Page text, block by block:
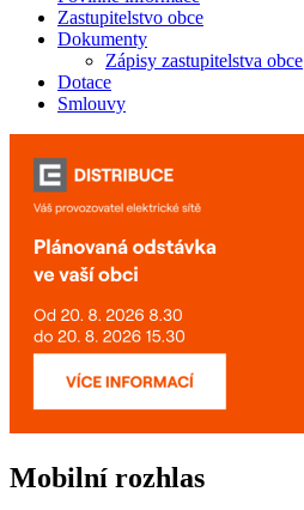
Zastupitelstvo obce
Dokumenty
Zápisy zastupitelstva obce
Dotace
Smlouvy
Mobilní rozhlas